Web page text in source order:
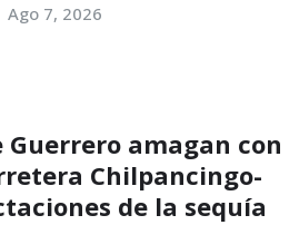
Ago 7, 2026
Guerrero amagan con
Chilpancingo-
de la sequía